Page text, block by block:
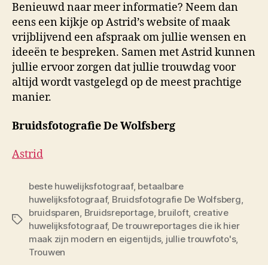
Benieuwd naar meer informatie? Neem dan
eens een kijkje op Astrid’s website of maak
vrijblijvend een afspraak om jullie wensen en
ideeën te bespreken. Samen met Astrid kunnen
jullie ervoor zorgen dat jullie trouwdag voor
altijd wordt vastgelegd op de meest prachtige
manier.
Bruidsfotografie De Wolfsberg
Astrid
Tags
beste huwelijksfotograaf, betaalbare
huwelijksfotograaf, Bruidsfotografie De Wolfsberg,
bruidsparen, Bruidsreportage, bruiloft, creative
huwelijksfotograaf, De trouwreportages die ik hier
maak zijn modern en eigentijds, jullie trouwfoto's,
Trouwen